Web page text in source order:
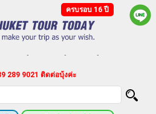
ครบรอบ 16 ปี
งเที่ยวภูเก็ต ไปกับ ภูเก็ต ทัวร์ ทูเดย์
หมู่คณะ กรุ๊ปเหมา ประชุมสัมมนา
วร์ราคาถูก ตามงบประมาณของคุณ
289 9021 ติดต่อบุ้งค่ะ